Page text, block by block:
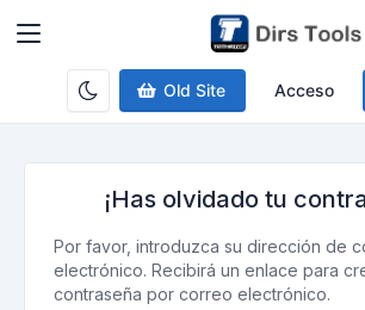
Old Site Acceso
¡Has olvidado tu
Por favor, introduzca su dirección de
electrónico. Recibirá un enlace para
contraseña por correo electrónico.